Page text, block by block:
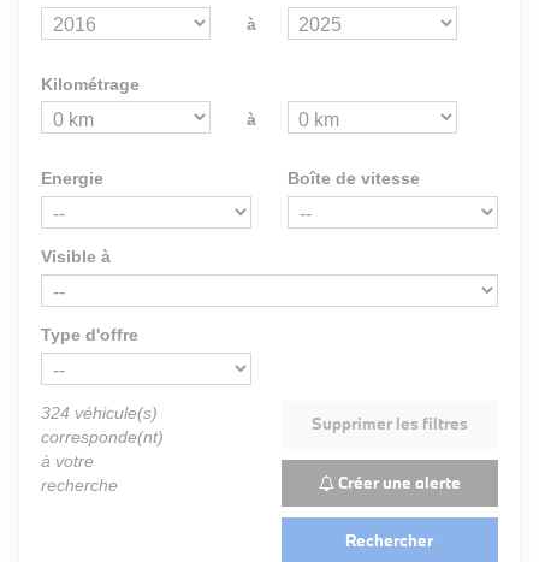
à
Kilométrage
à
Energie Boîte de vitesse
Visible à
Type d'offre
324 véhicule(s)
corresponde(nt)
à votre
recherche
Supprimer les filtres
Créer une alerte
Rechercher